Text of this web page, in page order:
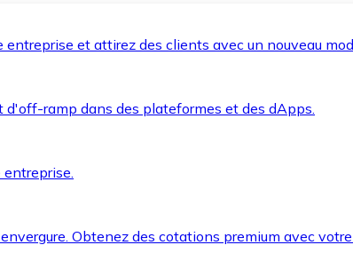
et attirez des clients avec un nouveau
ramp dans des plateformes et des dApps.
entreprise.
Obtenez des cotations premium avec